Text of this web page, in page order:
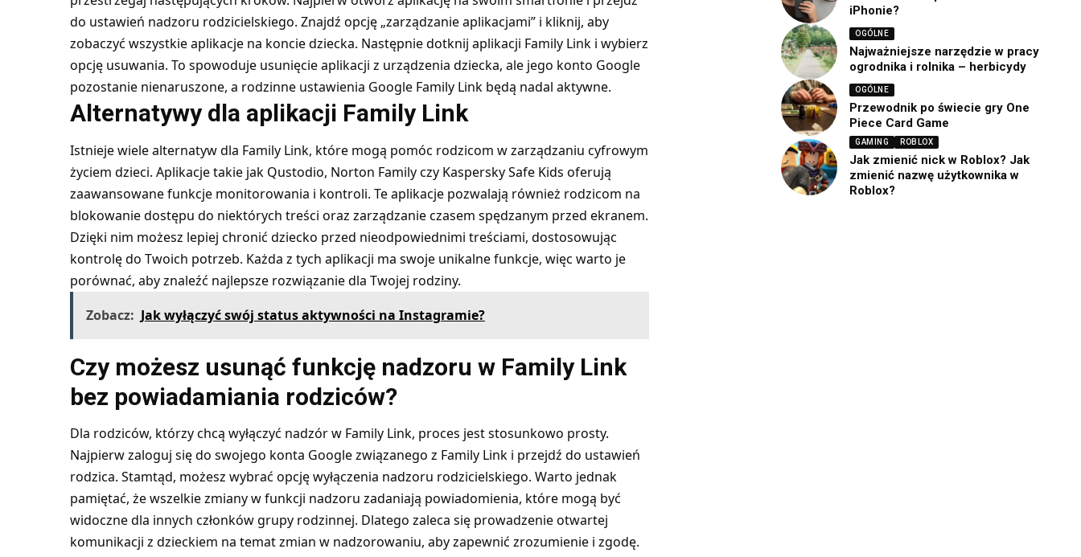
do ustawień nadzoru rodzicielskiego. Znajdź opcję „zarządzanie aplikacjami” i kliknij, aby
zobaczyć wszystkie aplikacje na koncie dziecka. Następnie dotknij aplikacji Family Link i wybierz
opcję usuwania. To spowoduje usunięcie aplikacji z urządzenia dziecka, ale jego konto Google
pozostanie nienaruszone, a rodzinne ustawienia Google Family Link będą nadal aktywne.
Alternatywy dla aplikacji Family Link
Istnieje wiele alternatyw dla Family Link, które mogą pomóc rodzicom w zarządzaniu cyfrowym
życiem dzieci. Aplikacje takie jak Qustodio, Norton Family czy Kaspersky Safe Kids oferują
zaawansowane funkcje monitorowania i kontroli. Te aplikacje pozwalają również rodzicom na
blokowanie dostępu do niektórych treści oraz zarządzanie czasem spędzanym przed ekranem.
Dzięki nim możesz lepiej chronić dziecko przed nieodpowiednimi treściami, dostosowując
kontrolę do Twoich potrzeb. Każda z tych aplikacji ma swoje unikalne funkcje, więc warto je
porównać, aby znaleźć najlepsze rozwiązanie dla Twojej rodziny.
Zobacz: Jak wyłączyć swój status aktywności na Instagramie?
Czy możesz usunąć funkcję nadzoru w Family Link
bez powiadamiania rodziców?
Dla rodziców, którzy chcą wyłączyć nadzór w Family Link, proces jest stosunkowo prosty.
Najpierw zaloguj się do swojego konta Google związanego z Family Link i przejdź do ustawień
rodzica. Stamtąd, możesz wybrać opcję wyłączenia nadzoru rodzicielskiego. Warto jednak
pamiętać, że wszelkie zmiany w funkcji nadzoru zadaniają powiadomienia, które mogą być
widoczne dla innych członków grupy rodzinnej. Dlatego zaleca się prowadzenie otwartej
komunikacji z dzieckiem na temat zmian w nadzorowaniu, aby zapewnić zrozumienie i zgodę.
iPhonie?
OGÓLNE
Najważniejsze narzędzie w pracy
ogrodnika i rolnika – herbicydy
OGÓLNE
Przewodnik po świecie gry One
Piece Card Game
GAMING ROBLOX
Jak zmienić nick w Roblox? Jak
zmienić nazwę użytkownika w
Roblox?